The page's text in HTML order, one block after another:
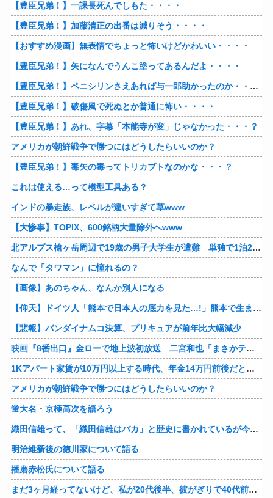
【豊臣兄弟！】一課長死んでしもた・・・・
【豊臣兄弟！】加藤清正の出番は減りそう・・・・
【おすすめ漫画】無表情でちょっと怖いけどかわいい・・・・
【豊臣兄弟！】矢になんでうんこ塗ってあるんだよ・・・・
【豊臣兄弟！】ペニシリンさえあれば与一郎助かったのか・・・？
【豊臣兄弟！】破傷風で死ぬとか普通に怖い・・・・
【豊臣兄弟！】あれ、字幕「本能寺が変」じゃなかった・・・？
アメリカが朝鮮戦争で勝つにはどうしたらいいのか？
【豊臣兄弟！】毒矢の毒ってトリカブトなのかな・・・？
これは使える…って模型工具ある？
インドの暴走族、レベルが違いすぎて草www
【大惨事】TOPIX、600銘柄大量除外へwww
北アルプス槍ヶ岳周辺で19歳の男子大学生が遭難 単独で1泊2日の予定で入山も連絡取れず 警察が9日以降捜索予定
なんで「タワマン」に憧れるの？
【画像】あのちゃん、なんか別人になる
【仰天】ドイツ人「熊本で日本人の底力を見た…!」熊本で生まれて初めて震度7の大地震を経験したドイツ人。直後、日本人たちの行動に衝撃を受けてしまう…
【悲報】バンダイナムコ決算、プリキュアが前年比大幅減少
映画『8番出口』金ローで地上波初放送 二宮和也「まさかテレビにまで迷い込んでしまうとは」
1Kアパート家賃が10万円以上する時代、年金14万円前後だと賃貸の人は無理じゃね？
アメリカが朝鮮戦争で勝つにはどうしたらいいのか？
蛍大名・京極高次を語ろう
織田信雄って、「織田信雄はバカ」と歴史に書かれているが今まで家が残っているんでバカではないよな？
明治維新後の徳川家について語る
播磨赤松氏について語る
まだ3ヶ月経ってないけど、私が20代後半、彼がぎりで40代前半でＷ不倫中。計画している彼との二泊三日の旅行、早く行けるといいな♪